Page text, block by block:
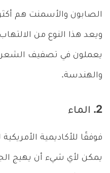
الصابون والأسمنت هم
ويعد هذا النوع من
يعملون في تصفيف الشعر،
والهندسة.
2. الماء
يمكن لأي شيء أن يهيج